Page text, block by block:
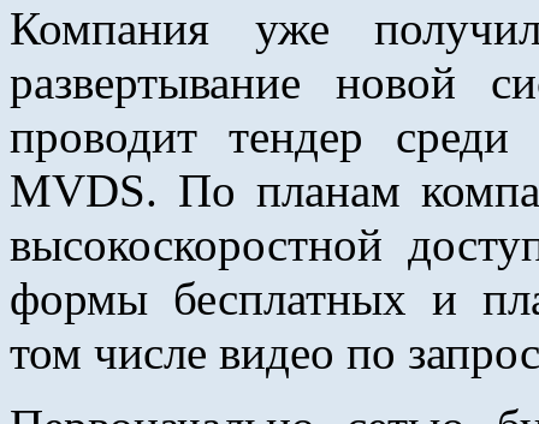
Компания уже
развертывание новой
проводит тендер среди
MVDS. По планам
высокоскоростной
формы бесплатных и
том числе видео по